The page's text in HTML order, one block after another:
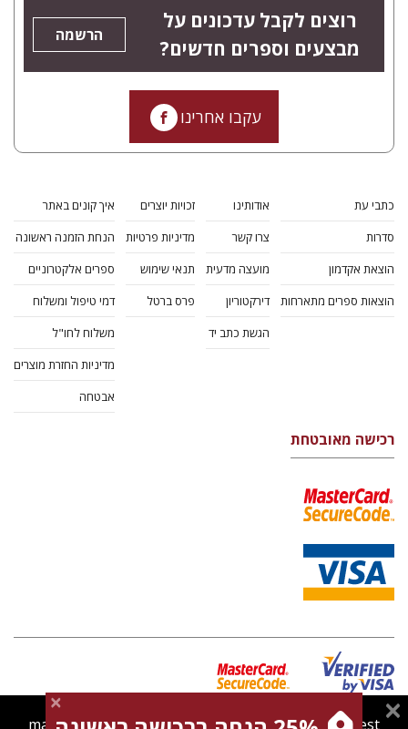
רוצים לקבל עדכונים על
מבצעים וספרים חדשים?
הרשמה
עקבו אחרינו
כתבי עת
סדרות
הוצאת אקדמון
הוצאות ספרים מתארחות
אודותינו
צרו קשר
מועצה מדעית
דירקטוריון
הגשת כתב יד
זכויות יוצרים
מדיניות פרטיות
תנאי שימוש
פרס ברטל
איך קונים באתר
הנחת הזמנה ראשונה
ספרים אלקטרוניים
דמי טיפול ומשלוח
משלוח לחו"ל
מדיניות החזרת מוצרים
אבטחה
רכישה מאובטחת
magnespress.co.il uses cookies to give you the best